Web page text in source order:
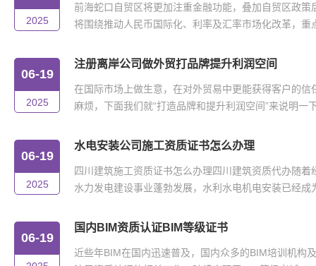
2025
前海蛇口自贸区将更加注重金融功能，叠加自贸区政策
将围绕推动人民币国际化、利率及汇率市场化改革，重
06-19
2025
注册离岸公司做外贸打品牌提升利润空间
在国际市场上做生意，在对外贸易中更能获得客户的信
麻烦，下面我们就“打造品牌和提升利润空间”来说明一
06-19
2025
水电安装公司施工资质证书怎么办理
四川建筑施工资质证书怎么办理四川建筑资质代办随着
水力发电建设事业蓬勃发展，水利水电机电安装已经成
06-19
国内BIM资质认证BIM等级证书
近些年BIM在国内迅速普及，国内众多的BIM培训机构